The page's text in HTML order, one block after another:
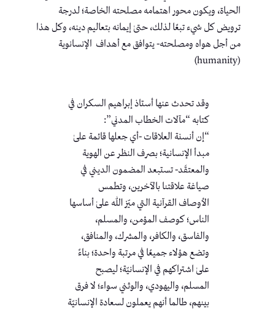
الحياة، ويكون محور اهتمامه مصلحته الخاصة؛ لدرجة
ترويض كل شيء تبعًا لذلك، حتىٰ إيمانه بتعاليم دينه، وكل هذا
من أجل هواه ومصلحته- يتوافق مع أهداف الإنسانوية
(humanity)
وقد تحدث عنها أستاذ إبراهيم السكران في
كتابه “مآلات الخطاب المدني”:
“إن أنسنة العلاقات -أي جعلها قائمة علىٰ
مبدأ الإنسانية؛ بصرف النظر عن الهوية
والمعتقَد- تستبعد المضمون الديني في
صياغة علاقتنا بالآخرين، وتطمس
الأوصاف القرآنية التي ميّز الله علىٰ أساسها
الناس؛ كوصف المؤمن، والمسلم،
والفاسق، والكافر، والمشرك، والمنافق،
وتضع هؤلاء جميعًا في مرتبة واحدة؛ بناءً
علىٰ اشتراكهم في الإنسانيّة؛ ليصبح
المسلم، واليهودي، والوثني سواء؛ لا فرق
بينهم، طالما أنهم يعملون لسعادة الإنسانيّة